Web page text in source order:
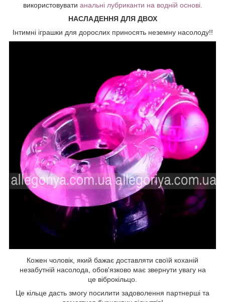
використовувати анальні лубриканти на водній основі.
НАСЛАДЕННЯ ДЛЯ ДВОХ
Інтимні іграшки для дорослих приносять неземну насолоду!!
Кожен чоловік, який бажає доставляти своїй коханій
незабутній насолода, обов'язково має звернути увагу на
це віброкільцо.
Це кільце дасть змогу посилити задоволення партнерші та